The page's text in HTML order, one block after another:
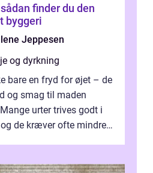
byggeri
Jeppesen
og dyrkning
bare en fryd for øjet – de
og smag til maden
urter trives godt i
de kræver ofte mindre